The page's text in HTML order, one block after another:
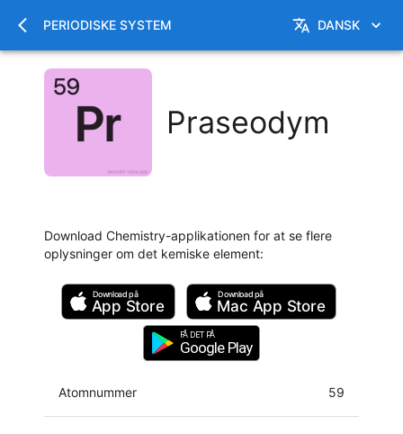
PERIODISKE SYSTEM DANSK
Praseodym
Download Chemistry-applikationen for at se flere
oplysninger om det kemiske element:
Download på
App Store
Download på
Mac App Store
FÅ DET PÅ
Google Play
Atomnummer 59